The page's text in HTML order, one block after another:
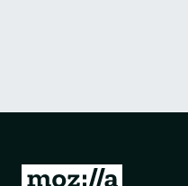
转